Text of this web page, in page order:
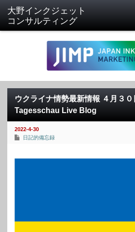
ウクライナ情勢最新情報 ４月３
Tagesschau Live Blog
2022-4-30
日記的備忘録